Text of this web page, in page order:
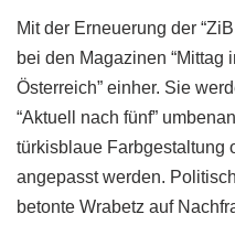
Mit der Erneuerung der
bei den Magazinen “Mittag
Österreich” einher. Sie
“Aktuell nach fünf”
türkisblaue Farbgestaltung
angepasst werden.
betonte Wrabetz auf